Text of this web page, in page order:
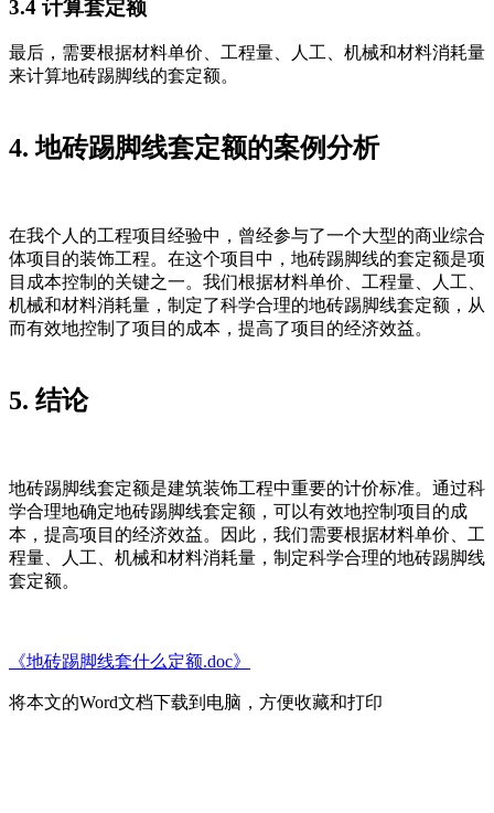
3.4 计算套定额
最后，需要根据材料单价、工程量、人工、机械和材料消耗量
来计算地砖踢脚线的套定额。
4. 地砖踢脚线套定额的案例分析
在我个人的工程项目经验中，曾经参与了一个大型的商业综合
体项目的装饰工程。在这个项目中，地砖踢脚线的套定额是项
目成本控制的关键之一。我们根据材料单价、工程量、人工、
机械和材料消耗量，制定了科学合理的地砖踢脚线套定额，从
而有效地控制了项目的成本，提高了项目的经济效益。
5. 结论
地砖踢脚线套定额是建筑装饰工程中重要的计价标准。通过科
学合理地确定地砖踢脚线套定额，可以有效地控制项目的成
本，提高项目的经济效益。因此，我们需要根据材料单价、工
程量、人工、机械和材料消耗量，制定科学合理的地砖踢脚线
套定额。
《地砖踢脚线套什么定额.doc》
将本文的Word文档下载到电脑，方便收藏和打印